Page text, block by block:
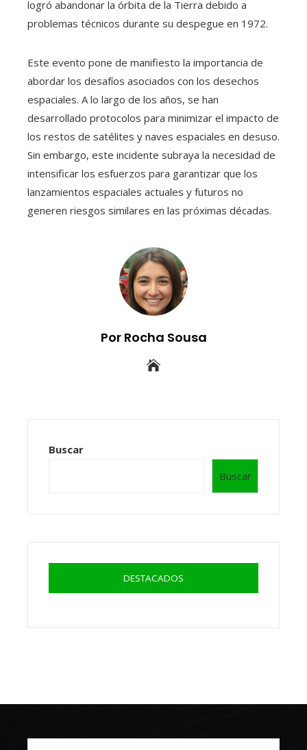
logró abandonar la órbita de la Tierra debido a
problemas técnicos durante su despegue en 1972.
Este evento pone de manifiesto la importancia de
abordar los desafíos asociados con los desechos
espaciales. A lo largo de los años, se han
desarrollado protocolos para minimizar el impacto de
los restos de satélites y naves espaciales en desuso.
Sin embargo, este incidente subraya la necesidad de
intensificar los esfuerzos para garantizar que los
lanzamientos espaciales actuales y futuros no
generen riesgos similares en las próximas décadas.
Por Rocha Sousa
Buscar
Buscar
DESTACADOS